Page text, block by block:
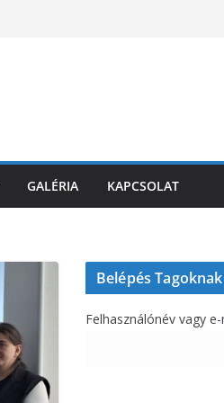
GALÉRIA KAPCSOLAT
Belépés Tagoknak
Felhasználónév vagy